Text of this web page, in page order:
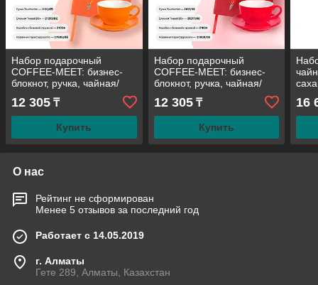
Набор подарочный
COFFEE-MEET: бизнес-
блокнот, ручка, чайная/
кофейная пара,
коробка,стружка,оранжевый
12 305 ₸
Купить
Набор подарочный
COFFEE-MEET: бизнес-
блокнот, ручка, чайная/
кофейная пара, коробка,
стружка, красный
12 305₸
Купить
16
О нас
Рейтинг не сформирован
Менее 5 отзывов за последний год
Работает с 14.05.2019
г. Алматы
Гете 289, Алматы, Казахстан